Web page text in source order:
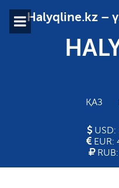
Halyqline.kz –
ҚАЗ
USD:
EUR: